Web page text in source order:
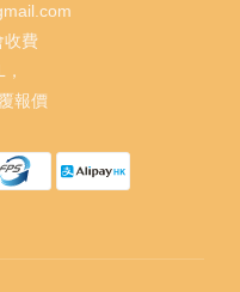
收費
報價